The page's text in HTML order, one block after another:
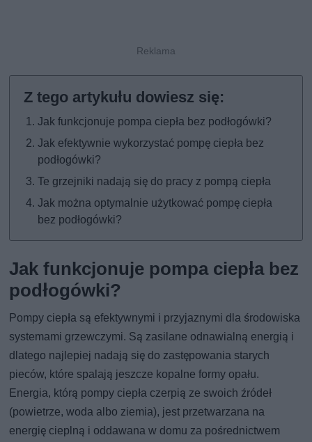
Jak funkcjonuje pompa ciepła bez podłogówki?
Jak efektywnie wykorzystać pompę ciepła bez
podłogówki?
Te grzejniki nadają się do pracy z pompą ciepła
Jak można optymalnie użytkować pompę ciepła
bez podłogówki?
Jak funkcjonuje pompa ciepła bez
podłogówki?
Pompy ciepła są efektywnymi i przyjaznymi dla środowiska
systemami grzewczymi. Są zasilane odnawialną energią i
dlatego najlepiej nadają się do zastępowania starych
pieców, które spalają jeszcze kopalne formy opału.
Energia, którą pompy ciepła czerpią ze swoich źródeł
(powietrze, woda albo ziemia), jest przetwarzana na
energię cieplną i oddawana w domu za pośrednictwem